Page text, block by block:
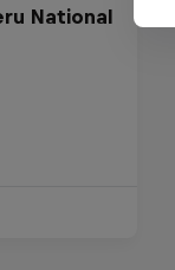
National